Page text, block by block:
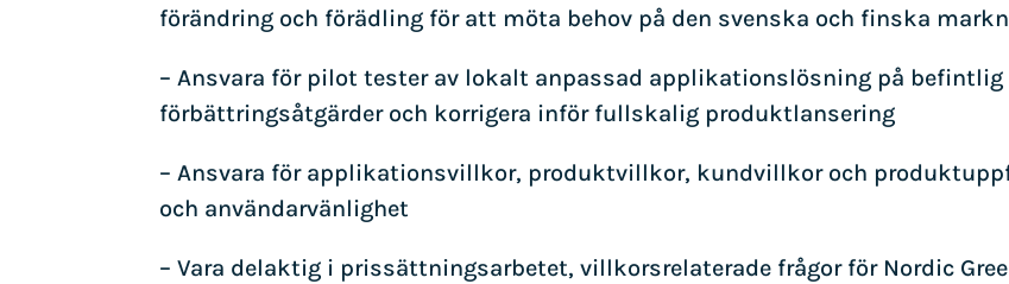
förändring och förädling för att möta behov på den svenska och finska
– Ansvara för pilot tester av lokalt anpassad applikationslösning på
förbättringsåtgärder och korrigera inför fullskalig produktlansering
– Ansvara för applikationsvillkor, produktvillkor, kundvillkor och
och användarvänlighet
– Vara delaktig i prissättningsarbetet, villkorsrelaterade frågor för Nordic